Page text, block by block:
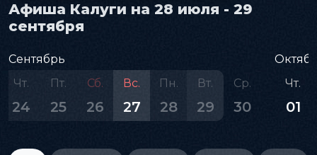
Афиша Калуги на 28 июля - 29
сентября
Сентябрь
Чт.
24
Пт.
25
Сб.
26
Вс.
27
Пн.
28
Вт.
29
Ср.
30
Чт.
01